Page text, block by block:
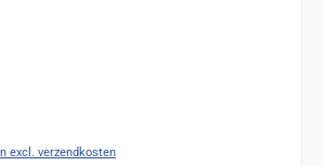
excl. verzendkosten